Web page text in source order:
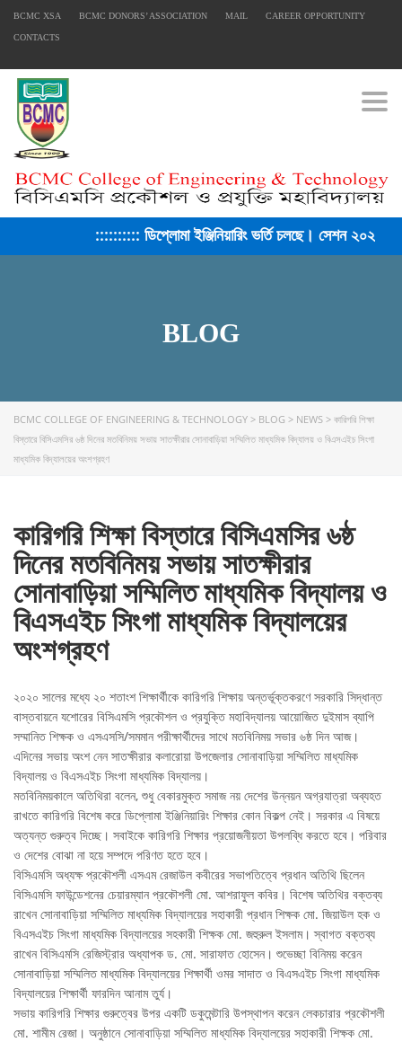
BCMC XSA BCMC DONORS’ ASSOCIATION MAIL CAREER OPPORTUNITY
CONTACTS
:::::::::: ডিপ্লোমা ইঞ্জিনিয়ারিং ভর্তি চলছে। সেশন ২০২৫-২৬ ::::::::::
BLOG
BCMC COLLEGE OF ENGINEERING & TECHNOLOGY > BLOG > NEWS > কারিগরি শিক্ষা
বিস্তারে বিসিএমসির ৬ষ্ঠ দিনের মতবিনিময় সভায় সাতক্ষীরার সোনাবাড়িয়া সম্মিলিত মাধ্যমিক বিদ্যালয় ও বিএসএইচ সিংগা
মাধ্যমিক বিদ্যালয়ের অংশগ্রহণ
কারিগরি শিক্ষা বিস্তারে বিসিএমসির ৬ষ্ঠ
দিনের মতবিনিময় সভায় সাতক্ষীরার
সোনাবাড়িয়া সম্মিলিত মাধ্যমিক বিদ্যালয় ও
বিএসএইচ সিংগা মাধ্যমিক বিদ্যালয়ের
অংশগ্রহণ
২০২০ সালের মধ্যে ২০ শতাংশ শিক্ষার্থীকে কারিগরি শিক্ষায় অন্তর্ভূক্তকরণে সরকারি সিদ্ধান্ত
বাস্তবায়নে যশোরের বিসিএমসি প্রকৌশল ও প্রযুক্তি মহাবিদ্যালয় আয়োজিত দুইমাস ব্যাপি
সম্মানিত শিক্ষক ও এসএসসি/সমমান পরীক্ষার্থীদের সাথে মতবিনিময় সভার ৬ষ্ঠ দিন আজ।
এদিনের সভায় অংশ নেন সাতক্ষীরার কলারোয়া উপজেলার সোনাবাড়িয়া সম্মিলিত মাধ্যমিক
বিদ্যালয় ও বিএসএইচ সিংগা মাধ্যমিক বিদ্যালয়।
মতবিনিময়কালে অতিথিরা বলেন, শুধু বেকারমুক্ত সমাজ নয় দেশের উন্নয়ন অগ্রযাত্রা অব্যহত
রাখতে কারিগরি বিশেষ করে ডিপ্লোমা ইঞ্জিনিয়ারিং শিক্ষার কোন বিকল্প নেই। সরকার এ বিষয়ে
অত্যন্ত গুরুত্ব দিচ্ছে। সবাইকে কারিগরি শিক্ষার প্রয়োজনীয়তা উপলব্ধি করতে হবে। পরিবার
ও দেশের বোঝা না হয়ে সম্পদে পরিণত হতে হবে।
বিসিএমসি অধ্যক্ষ প্রকৌশলী এসএম রেজাউল কবীরের সভাপতিত্বে প্রধান অতিথি ছিলেন
বিসিএমসি ফাউন্ডেশনের চেয়ারম্যান প্রকৌশলী মো. আশরাফুল কবির। বিশেষ অতিথির বক্তব্য
রাখেন সোনাবাড়িয়া সম্মিলিত মাধ্যমিক বিদ্যালয়ের সহাকারী প্রধান শিক্ষক মো. জিয়াউল হক ও
বিএসএইচ সিংগা মাধ্যমিক বিদ্যালয়ের সহকারী শিক্ষক মো. জহুরুল ইসলাম। স্বাগত বক্তব্য
রাখেন বিসিএমসি রেজিস্ট্রার অধ্যাপক ড. মো. সারাফাত হোসেন। শুভেচ্ছা বিনিময় করেন
সোনাবাড়িয়া সম্মিলিত মাধ্যমিক বিদ্যালয়ের শিক্ষার্থী ওমর সাদাত ও বিএসএইচ সিংগা মাধ্যমিক
বিদ্যালয়ের শিক্ষার্থী ফারদিন আনাম তুর্য।
সভায় কারিগরি শিক্ষার গুরুত্বের উপর একটি ডকুমেন্টারি উপস্থাপন করেন লেকচারার প্রকৌশলী
মো. শামীম রেজা। অনুষ্ঠানে সোনাবাড়িয়া সম্মিলিত মাধ্যমিক বিদ্যালয়ের সহাকারী শিক্ষক মো.